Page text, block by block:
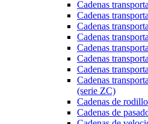
Cadenas
Cadenas
Cadenas
Cadenas
Cadenas
Cadenas
Cadenas
Cadenas
(serie ZC)
Cadenas de
Cadenas de